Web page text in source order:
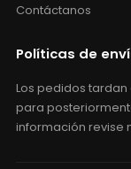
Contáctanos
Políticas de
Los pedidos
para
información revise